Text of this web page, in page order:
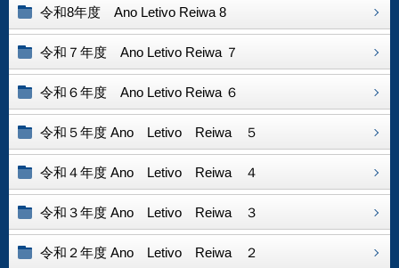
令和8年度 Ano Letivo Reiwa 8
令和７年度 Ano Letivo Reiwa ７
令和６年度 Ano Letivo Reiwa ６
令和５年度 Ano Letivo Reiwa ５
令和４年度 Ano Letivo Reiwa ４
令和３年度 Ano Letivo Reiwa ３
令和２年度 Ano Letivo Reiwa ２